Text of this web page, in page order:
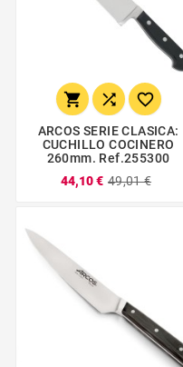
  
ARCOS SERIE CLASICA:
CUCHILLO COCINERO
260mm. Ref.255300
44,10 € 49,01 €